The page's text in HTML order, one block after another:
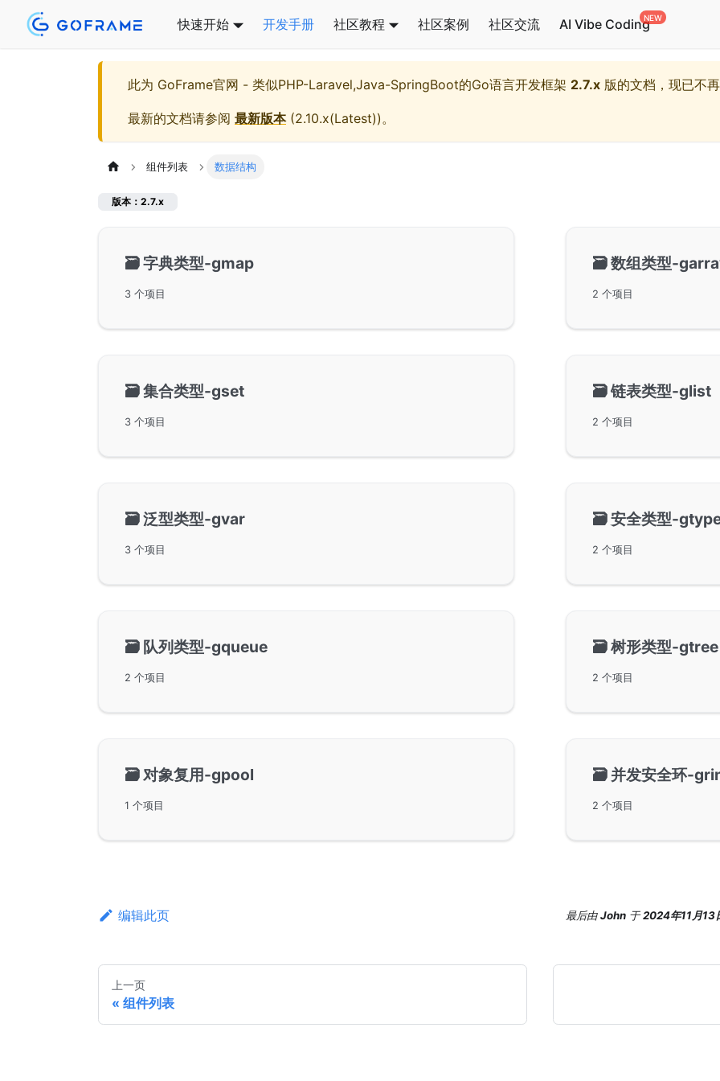
快速开始 开发手册 社区教程 社区案例 社区交流 AI Vibe Coding
此为 GoFrame官网 - 类似PHP-Laravel,Java-SpringBoot的Go语言开发框架 2.7.x 版的文档，现已不
最新的文档请参阅 最新版本(2.10.x(Latest))。
组件列表 数据结构
版本：2.7.x
🗃️字典类型-gmap
3 个项目
🗃️数组类型-
2 个项目
🗃️集合类型-gset
3 个项目
🗃️链表类型-glist
2 个项目
🗃️泛型类型-gvar
3 个项目
🗃️安全类型-
2 个项目
🗃️ 队列类型-gqueue
2 个项目
🗃️树形类型-gtree
2 个项目
🗃️对象复用-gpool
1 个项目
🗃️ 并发安全环-
2 个项目
编辑此页 最后由John 于2024年11月13
上一页
组件列表